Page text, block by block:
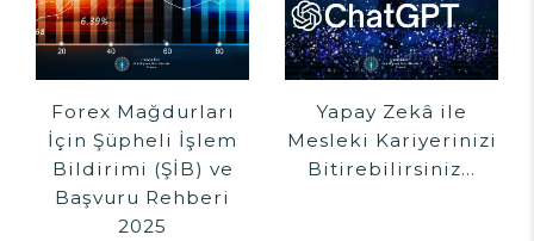
Forex Mağdurları
İçin Şüpheli İşlem
Bildirimi (ŞİB) ve
Başvuru Rehberi
2025
Yapay Zekâ ile
Mesleki Kariyerinizi
Bitirebilirsiniz…